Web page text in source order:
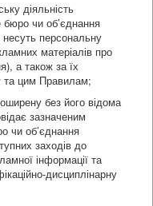
діяльність
бюро чи об’єднання
несуть персональну
матеріалів про
а також за їх
та цим Правилам;
без його відома
зазначеним
чи об’єднання
заходів до
інформації та
дисциплінарну